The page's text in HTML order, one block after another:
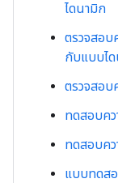
ไดนามิก
ตรวจสอบ
กับแบบไ
ตรวจสอบ
ทดสอบคว
ทดสอบคว
แบบทดส